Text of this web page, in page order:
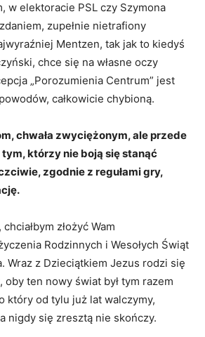
w elektoracie PSL czy Szymona
zupełnie nietrafiony
Mentzen, tak jak to kiedyś
chce się na własne oczy
„Porozumienia Centrum” jest
całkowicie chybioną.
chwała zwyciężonym, ale przede
którzy nie boją się stanąć
zgodnie z regułami gry,
złożyć Wam
Rodzinnych i Wesołych Świąt
Wraz z Dzieciątkiem Jezus rodzi się
oby ten nowy świat był tym razem
który od tylu już lat walczymy,
nigdy się zresztą nie skończy.